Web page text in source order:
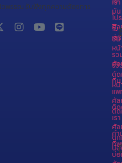
พรรณ รับฟังทุกความต้องการ
โปร
โม
ชั่น
รว
รีวิ
ทีม
แ
ติ
เรา
คำ
ที่
บ่
มัน
ศั
เส
ห
ศั
ตั
ห
ศั
ตั
ศั
ต
น้